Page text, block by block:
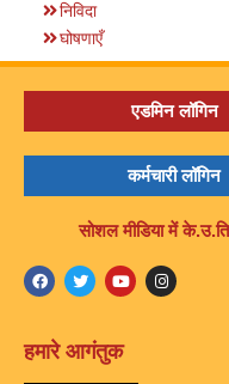
निविदा
घोषणाएँ
एडमिन लॉगिन
कर्मचारी लॉगिन
सोशल मीडिया में
हमारे आगंतुक